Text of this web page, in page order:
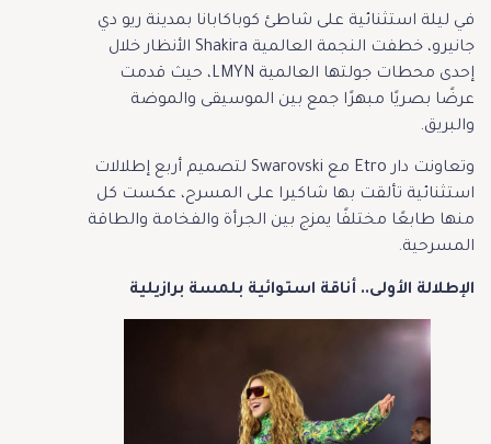
في ليلة استثنائية على شاطئ كوباكابانا بمدينة ريو دي
جانيرو، خطفت النجمة العالمية Shakira الأنظار خلال
إحدى محطات جولتها العالمية LMYN، حيث قدمت
عرضًا بصريًا مبهرًا جمع بين الموسيقى والموضة
والبريق.
وتعاونت دار Etro مع Swarovski لتصميم أربع إطلالات
استثنائية تألقت بها شاكيرا على المسرح، عكست كل
منها طابعًا مختلفًا يمزج بين الجرأة والفخامة والطاقة
المسرحية.
الإطلالة الأولى.. أناقة استوائية بلمسة برازيلية